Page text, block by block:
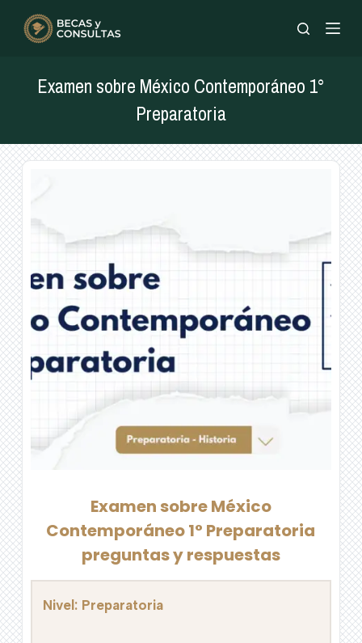
Saltar
Examen sobre México Contemporáneo 1°
Preparatoria
Examen sobre México
Contemporáneo 1° Preparatoria
preguntas y respuestas
Nivel: Preparatoria